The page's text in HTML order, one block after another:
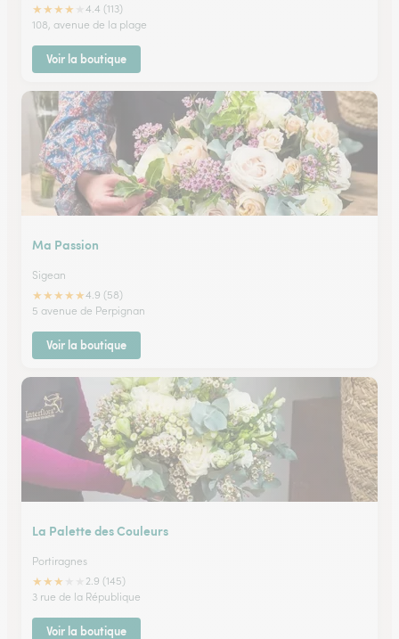
★★★★
4.4 (113)
108, avenue de la plage
Voir la boutique
Ma Passion
Sigean
★★★★★4.9 (58)
5 avenue de Perpignan
Voir la boutique
La Palette des Couleurs
Portiragnes
★★★
2.9 (145)
3 rue de la République
Voir la boutique